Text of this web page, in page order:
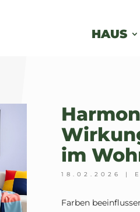
HAUS
im
18.02.2026 |
Farben